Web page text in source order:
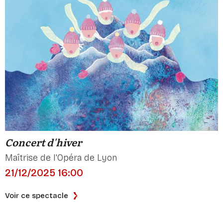
Concert d'hiver
Maîtrise de l'Opéra de Lyon
21/12/2025 16:00
Voir ce spectacle